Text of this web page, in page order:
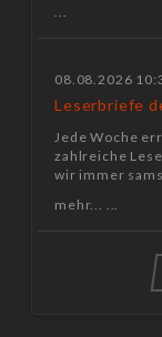
08.08.2026
Leserbriefe
Jede Woche
zahlreiche
wir immer
mehr... ...